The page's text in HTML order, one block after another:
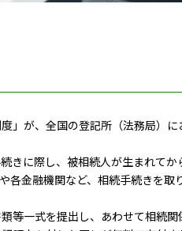
」が、全国の登記所（法務局）に
きに際し、被相続人が生まれて
各金融機関など、相続手続きを取
等一式を提出し、あわせて相続